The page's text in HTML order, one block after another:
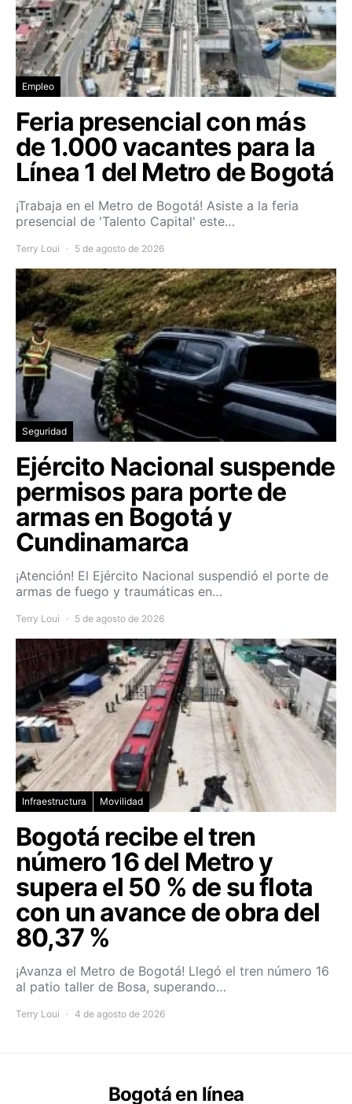
Empleo
Feria presencial con más
de 1.000 vacantes para la
Línea 1 del Metro de Bogotá
¡Trabaja en el Metro de Bogotá! Asiste a la feria
presencial de 'Talento Capital' este…
Terry Loui 5 de agosto de 2026
Seguridad
Ejército Nacional suspende
permisos para porte de
armas en Bogotá y
Cundinamarca
¡Atención! El Ejército Nacional suspendió el porte de
armas de fuego y traumáticas en…
Terry Loui 5 de agosto de 2026
Infraestructura Movilidad
Bogotá recibe el tren
número 16 del Metro y
supera el 50 % de su flota
con un avance de obra del
80,37 %
¡Avanza el Metro de Bogotá! Llegó el tren número 16
al patio taller de Bosa, superando…
Terry Loui 4 de agosto de 2026
Bogotá en línea